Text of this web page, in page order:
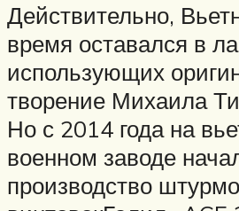
Действительно,
время оставался в
использующих
творение Михаила
Но с 2014 года на
военном заводе
производство